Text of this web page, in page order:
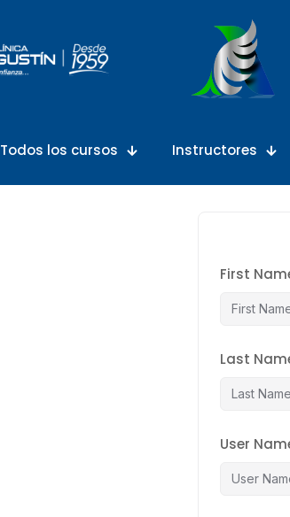
Todos los cursos Instructores
First
Last
User